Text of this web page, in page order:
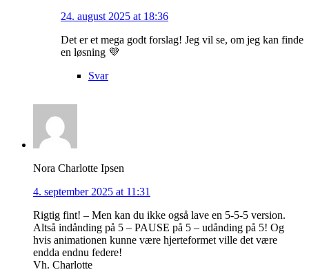
24. august 2025 at 18:36
Det er et mega godt forslag! Jeg vil se, om jeg kan finde
en løsning 💜
Svar
Nora Charlotte Ipsen
4. september 2025 at 11:31
Rigtig fint! – Men kan du ikke også lave en 5-5-5 version.
Altså indånding på 5 – PAUSE på 5 – udånding på 5! Og
hvis animationen kunne være hjerteformet ville det være
endda endnu federe!
Vh. Charlotte